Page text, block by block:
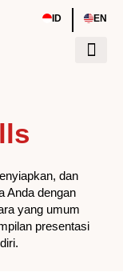
ID | EN
dan
Anda dengan
yang umum
presentasi